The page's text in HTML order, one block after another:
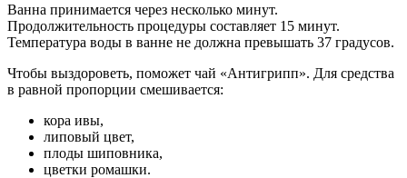
Ванна принимается через несколько минут.
Продолжительность процедуры составляет 15 минут.
Температура воды в ванне не должна превышать 37 градусов.
Чтобы выздороветь, поможет чай «Антигрипп». Для средства
в равной пропорции смешивается:
кора ивы,
липовый цвет,
плоды шиповника,
цветки ромашки.